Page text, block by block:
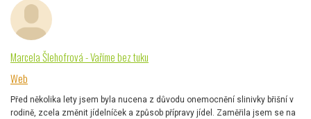
Marcela Šlehofrová - Vaříme bez tuku
Web
Před několika lety jsem byla nucena z důvodu onemocnění slinivky břišní v
rodině, zcela změnit jídelníček a způsob přípravy jídel. Zaměřila jsem se na